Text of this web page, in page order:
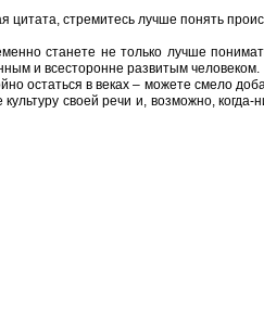
цитата, стремитесь лучше понять
станете не только лучше
и всесторонне развитым человеком.
остаться в веках – можете смело
своей речи и, возможно, когда-